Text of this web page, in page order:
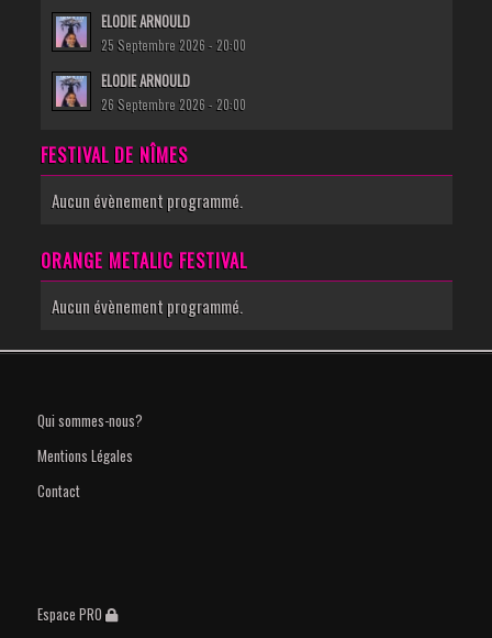
ELODIE ARNOULD
25 Septembre 2026 - 20:00
ELODIE ARNOULD
26 Septembre 2026 - 20:00
FESTIVAL DE NÎMES
Aucun évènement programmé.
ORANGE METALIC FESTIVAL
Aucun évènement programmé.
Qui sommes-nous?
Mentions Légales
Contact
Espace PRO